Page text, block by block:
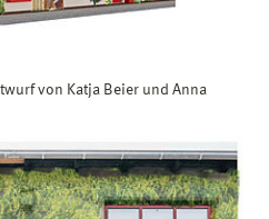
von Katja Beier und Anna